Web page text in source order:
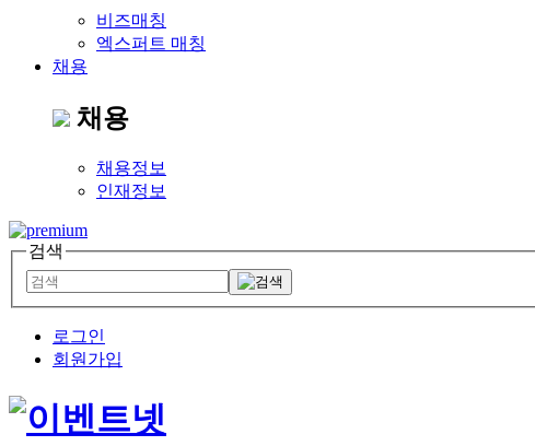
비즈매칭
엑스퍼트 매칭
채용
채용
채용정보
인재정보
검색
로그인
회원가입